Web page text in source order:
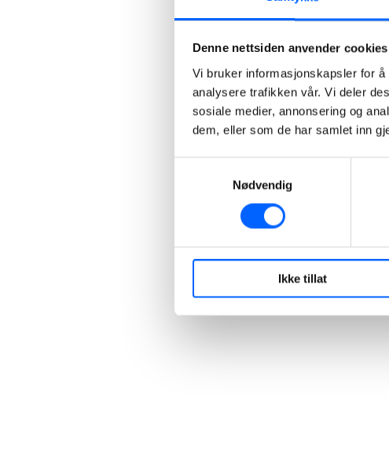
Denne nettsiden anvender cookies
Vi bruker informasjonskapsler for
analysere trafikken vår. Vi deler
sosiale medier, annonsering og
dem, eller som de har samlet inn
Nødvendig
Ikke tillat